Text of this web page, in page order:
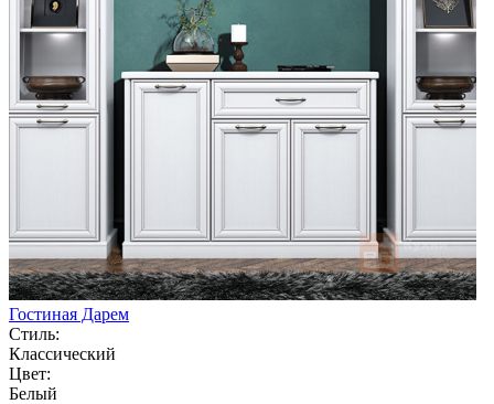
Гостиная Дарем
Стиль:
Классический
Цвет:
Белый